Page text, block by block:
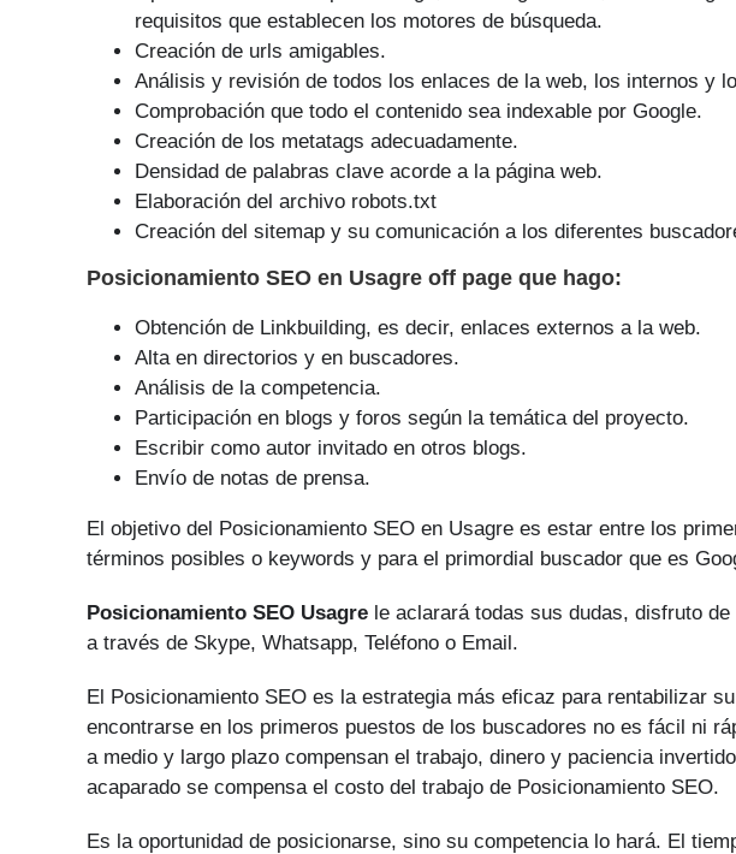
requisitos que establecen los motores de búsqueda.
Creación de urls amigables.
Análisis y revisión de todos los enlaces de la web, los internos y
Comprobación que todo el contenido sea indexable por Google.
Creación de los metatags adecuadamente.
Densidad de palabras clave acorde a la página web.
Elaboración del archivo robots.txt
Creación del sitemap y su comunicación a los diferentes
Posicionamiento SEO en Usagre off page que hago:
Obtención de Linkbuilding, es decir, enlaces externos a la web.
Alta en directorios y en buscadores.
Análisis de la competencia.
Participación en blogs y foros según la temática del proyecto.
Escribir como autor invitado en otros blogs.
Envío de notas de prensa.
El objetivo del Posicionamiento SEO en Usagre es estar entre los
tér­minos posibles o keywords y para el primordial buscador que es
Posicionamiento SEO Usagre le aclarará todas sus dudas, disfruto
a través de Skype, Whatsapp, Teléfono o Email.
El Posicionamiento SEO es la estrategia más eficaz para rentabilizar
encontrarse en los primeros puestos de los buscadores no es fácil ni
a medio y largo plazo compensan el trabajo, dinero y paciencia
acaparado se compensa el costo del trabajo de Posicionamiento SEO.
Es la oportunidad de posicionarse, sino su competencia lo hará. El